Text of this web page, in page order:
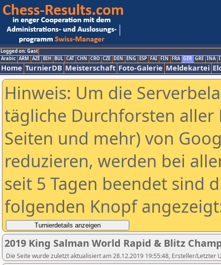
Logged on: Gast
Arabic ARM AZE BIH BUL CAT CHN CRO CZE DEN ENG ESP FAI FIN FRA GER GRE INA
Home TurnierDB Meisterschaft Foto-Galerie Meldekartei
Hinweis: Um die
tägliche Durchforsten aller
Seiten und mehr) von
reduzieren, werden bei
seit 5 Tagen beendet sind
folgenden Knopf
2019 King Salman World Rapid & Blitz
Die Seite wurde zuletzt aktualisiert am 28.12.2019 19:55:48, Ersteller/Letzter